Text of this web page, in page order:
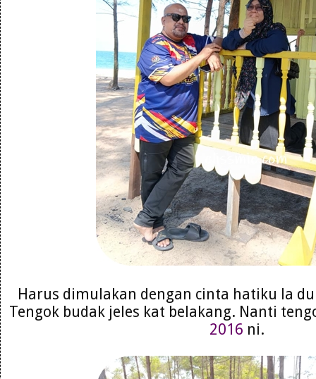
Harus dimulakan dengan cinta hatiku la
Tengok budak jeles kat belakang. Nanti
2016 ni.